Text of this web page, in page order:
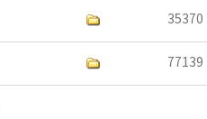
35370
77139